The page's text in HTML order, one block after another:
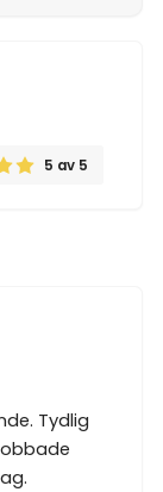
5 av 5
Tydlig